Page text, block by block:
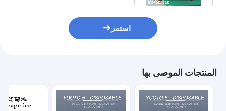
استمر
المنتجات الموصى بها